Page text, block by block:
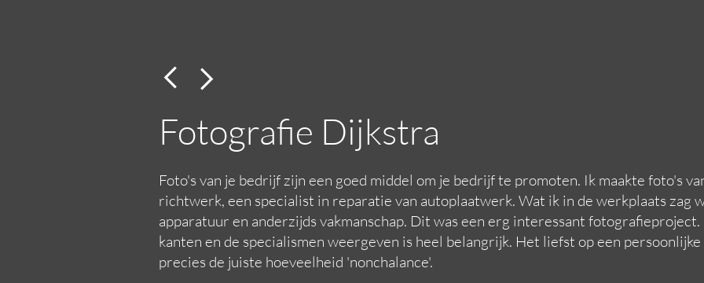
Fotografie Dijkstra
Foto's van je bedrijf zijn een goed middel om je bedrijf te promoten. Ik maakte foto's
richtwerk, een specialist in reparatie van autoplaatwerk. Wat ik in de werkplaats zag
apparatuur en anderzijds vakmanschap. Dit was een erg interessant
kanten en de specialismen weergeven is heel belangrijk. Het liefst op een
precies de juiste hoeveelheid 'nonchalance'.